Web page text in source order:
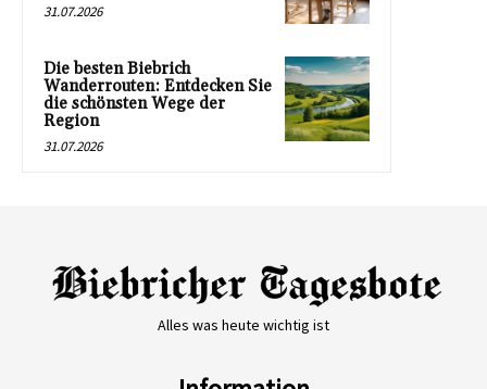
31.07.2026
Die besten Biebrich
Wanderrouten: Entdecken Sie
die schönsten Wege der
Region
31.07.2026
Alles was heute wichtig ist